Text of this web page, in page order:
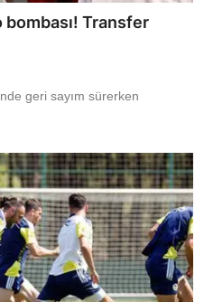
Transfer
geri sayım sürerken